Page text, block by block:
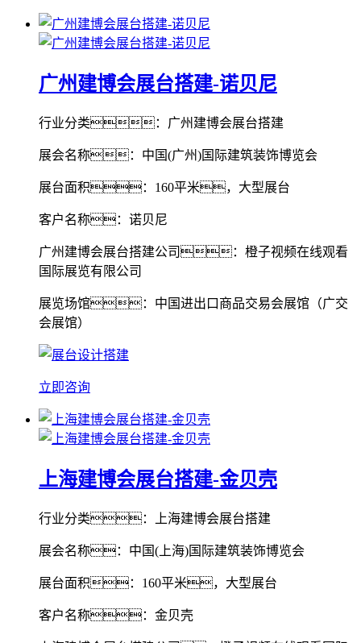
广州建博会展台搭建-诺贝尼
行业分类：广州建博会展台搭建
展会名称：中国(广州)国际建筑装饰博览会
展台面积：160平米，大型展台
客户名称：诺贝尼
广州建博会展台搭建公司：橙子视频在线观看
国际展览有限公司
展览场馆：中国进出口商品交易会展馆（广交
会展馆）
立即咨询
上海建博会展台搭建-金贝壳
行业分类：上海建博会展台搭建
展会名称：中国(上海)国际建筑装饰博览会
展台面积：160平米，大型展台
客户名称：金贝壳